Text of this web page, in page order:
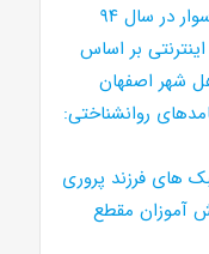
در سال ۹۴
بر اساس
شهر اصفهان
روانشناختی:
های فرزند پروری
آموزان مقطع